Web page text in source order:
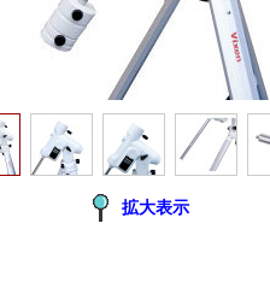
拡大表示